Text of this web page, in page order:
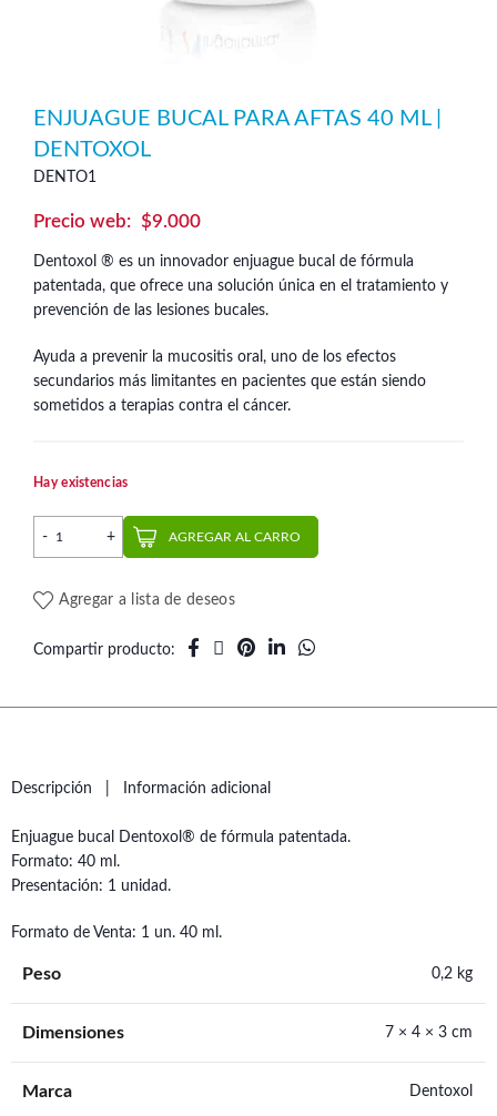
ENJUAGUE BUCAL PARA AFTAS 40 ML |
DENTOXOL
DENTO1
$9.000
Dentoxol ® es un innovador enjuague bucal de fórmula
patentada, que ofrece una solución única en el tratamiento y
prevención de las lesiones bucales.
Ayuda a prevenir la mucositis oral, uno de los efectos
secundarios más limitantes en pacientes que están siendo
sometidos a terapias contra el cáncer.
Hay existencias
Enjuague Bucal para Aftas 40 ml | Dentoxol cantidad
AGREGAR AL CARRO
Agregar a lista de deseos
Compartir producto
Descripción Información adicional
Enjuague bucal Dentoxol® de fórmula patentada.
Formato: 40 ml.
Presentación: 1 unidad.
Formato de Venta: 1 un. 40 ml.
Peso 0,2 kg
Dimensiones 7 × 4 × 3 cm
Marca Dentoxol